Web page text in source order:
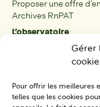
Gérer
Pour offrir les meilleures
telles que les cookies
Proposer une offre
Archives RnPAT
L’observatoire
Présentation de
La boîte à outils